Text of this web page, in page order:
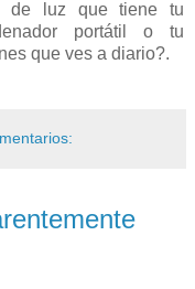
de luz que tiene tu
portátil o tu
que ves a diario?.